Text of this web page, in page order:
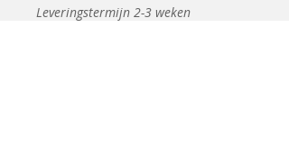
Leveringstermijn 2-3 weken